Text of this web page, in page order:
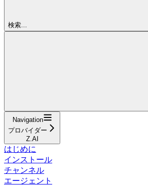
検索...
Navigation
プロバイダー
Z.AI
はじめに
インストール
チャンネル
エージェント